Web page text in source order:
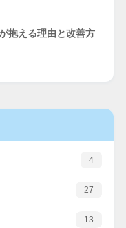
抱える理由と改善方
4
27
13